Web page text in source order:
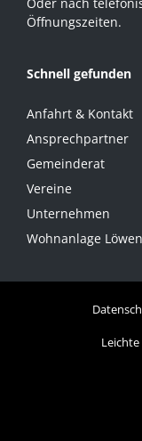
Oder nach
Öffnungszeiten.
Schnell gefunden
Anfahrt & Kontakt
Ansprechpartner
Gemeinderat
Vereine
Unternehmen
Wohnanlage Löwen
Leichte